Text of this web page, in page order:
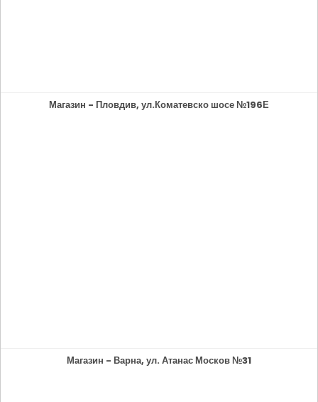
Магазин - Пловдив, ул.Коматевско шосе №196Е
Магазин - Варна, ул. Атанас Москов №31